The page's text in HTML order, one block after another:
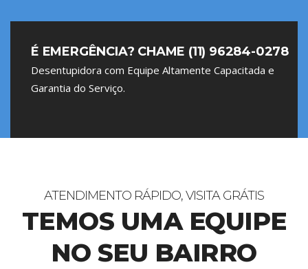
É EMERGÊNCIA? CHAME (11) 96284-0278
Desentupidora com Equipe Altamente Capacitada e
Garantia do Serviço.
ATENDIMENTO RÁPIDO, VISITA GRÁTIS
TEMOS UMA EQUIPE
NO SEU BAIRRO